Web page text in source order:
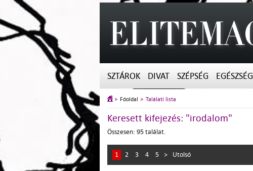
SZTÁROK DIVAT SZÉPSÉG EGÉSZSÉG
Főoldal Találati lista
Keresett kifejezés: "irodalom"
Összesen: 95 találat.
1 2 3 4 5 > Utolsó